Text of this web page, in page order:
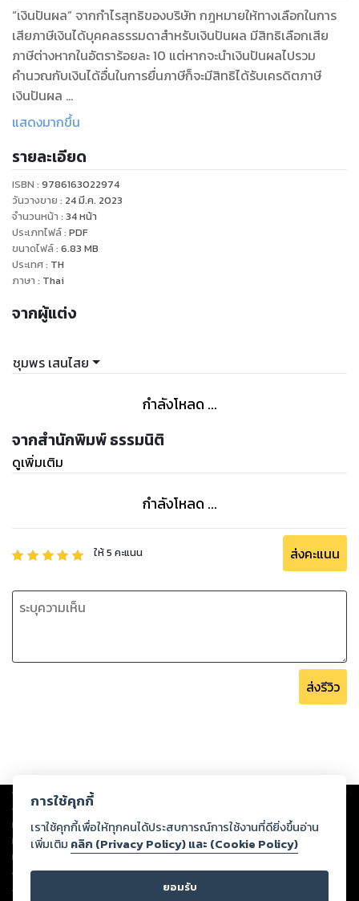
“เงินปันผล” จากกำไรสุทธิของบริษัท กฎหมายให้ทางเลือกในการ
เสียภาษีเงินได้บุคคลธรรมดาสำหรับเงินปันผล มีสิทธิเลือกเสีย
ภาษีต่างหากในอัตราร้อยละ 10 แต่หากจะนำเงินปันผลไปรวม
คำนวณกับเงินได้อื่นในการยื่นภาษีก็จะมีสิทธิได้รับเครดิตภาษี
เงินปันผล
ข้อมูลดี ๆ จากเล่มนี้จะช่วยคุณตัดสินใจเกี่ยวกับเงินปันผลว่าจะ
แสดงมากขึ้น
รายละเอียด
ISBN : 9786163022974
วันวางขาย : 24 มี.ค. 2023
จำนวนหน้า : 34หน้า
ประเภทไฟล์: PDF
ขนาดไฟล์: 6.83 MB
ประเทศ: TH
ภาษา : Thai
จากผู้แต่ง
ชุมพร เสนไสย
กำลังโหลด ...
จากสำนักพิมพ์ ธรรมนิติ
ดูเพิ่มเติม
กำลังโหลด ...
ให้5 คะแนน ส่งคะแนน
ส่งรีวิว
Copyright © 2026
ต่อผลงานหรือเนื้อหาใดที่อัปโหลดผ่านเว็บไซต์และปรากฏว่าละเมิดสิทธิใน
ทรัพย์สินทางปัญญาของบุคคลอื่นหรือขัดต่อกฎหมายและศีลธรรม ดังนั้น ผู้อ่าน
ทุกท่านโปรดใช้วิจารณญาณในการกลั่นกรองด้วยตนเอง และหากท่านพบว่าส่วน
หนึ่งส่วนใดขัดต่อกฎหมายและศีลธรรม กรุณาแจ้งมายังบริษัท เพื่อทีมงานจะได้
ดำเนินการในทันที ทั้งนี้ ทางสตอรี่ล็อกขอสงวนลิขสิทธิ์ตามพระราชบัญญัติ
ลิขสิทธิ์ พ.ศ. 2537 (ฉบับล่าสุด)
การใช้คุกกี้
เราใช้คุกกี้เพื่อให้ทุกคนได้ประสบการณ์การใช้งานที่ดียิ่งขึ้นอ่าน
เพิ่มเติม คลิก (Privacy Policy) และ (Cookie Policy)
ยอมรับ